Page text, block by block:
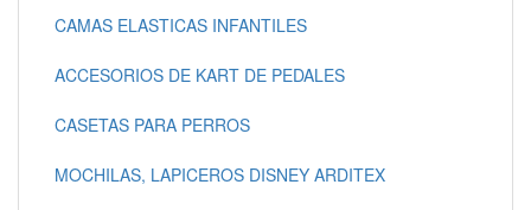
CAMAS ELASTICAS INFANTILES
ACCESORIOS DE KART DE PEDALES
CASETAS PARA PERROS
MOCHILAS, LAPICEROS DISNEY ARDITEX